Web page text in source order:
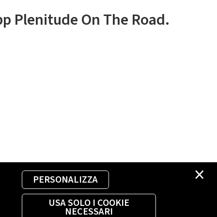
×
PERSONALIZZA
USA SOLO I COOKIE
NECESSARI
Plenitude On The Road.